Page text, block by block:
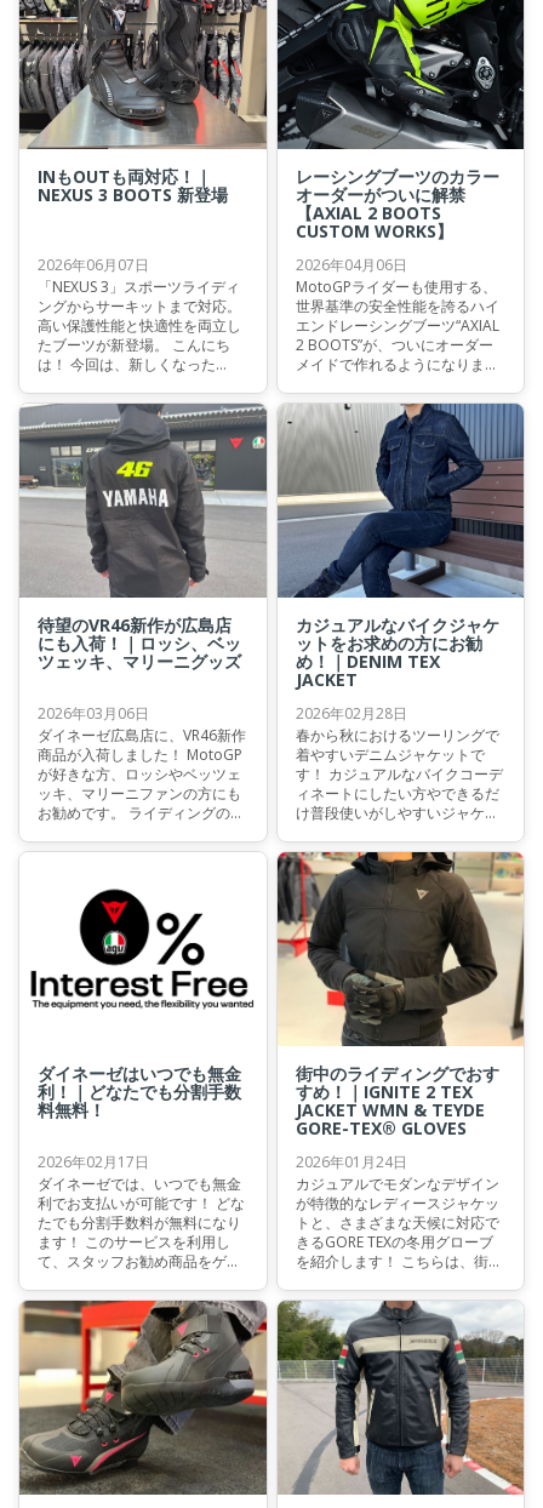
で。 これからの季節に活躍する
ライディングギアを、この機会
にぜひご確認ください。
INもOUTも両対応！｜
NEXUS 3 BOOTS 新登場
2026年06月07日
「NEXUS 3」スポーツライディ
ングからサーキットまで対応。
高い保護性能と快適性を両立し
たブーツが新登場。 こんにち
は！ 今回は、新しくなった
と思います。
レーシングブーツのカラー
オーダーがついに解禁
【AXIAL 2 BOOTS
CUSTOM WORKS】
2026年04月06日
MotoGPライダーも使用する、
世界基準の安全性能を誇るハイ
エンドレーシングブーツ“AXIAL
2 BOOTS”が、ついにオーダー
メイドで作れるようになりまし
だけオリジナルカラーのブーツ
を作ってみませんか？
待望のVR46新作が広島店
にも入荷！｜ロッシ、ベッ
ツェッキ、マリーニグッズ
2026年03月06日
ダイネーゼ広島店に、VR46新作
商品が入荷しました！ MotoGP
が好きな方、ロッシやベッツェ
ッキ、マリーニファンの方にも
お勧めです。 ライディングの際
もちろん、普段使いにも最適な
す。 数に限りがございますの
で、お早めにお買い求めくださ
いませ。
カジュアルなバイクジャケ
ットをお求めの方にお勧
め！｜DENIM TEX
JACKET
2026年02月28日
春から秋におけるツーリングで
着やすいデニムジャケットで
す！ カジュアルなバイクコーデ
ィネートにしたい方やできるだ
け普段使いがしやすいジャケッ
中や通勤・通学でのライディン
グにいかがですか？
ダイネーゼはいつでも無金
利！｜どなたでも分割手数
料無料！
2026年02月17日
ダイネーゼでは、いつでも無金
利でお支払いが可能です！ どな
たでも分割手数料が無料になり
ます！ このサービスを利用し
て、スタッフお勧め商品をゲッ
街中のライディングでおす
すめ！｜IGNITE 2 TEX
JACKET WMN & TEYDE
GORE-TEX® GLOVES
2026年01月24日
カジュアルでモダンなデザイン
が特徴的なレディースジャケッ
トと、さまざまな天候に対応で
きるGORE TEXの冬用グローブ
を紹介します！ こちらは、街中
すめです！